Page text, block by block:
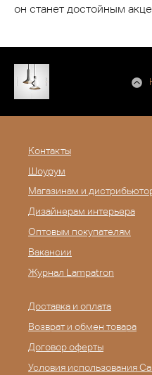
он станет достойным
Контакты
Шоурум
Магазинам и
Дизайнерам интерьера
Оптовым покупателям
Вакансии
Журнал Lampatron
Доставка и оплата
Возврат и обмен товара
Договор оферты
Условия использования